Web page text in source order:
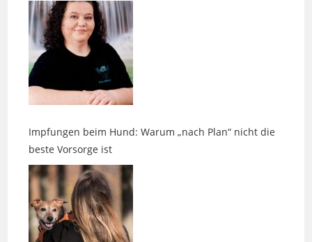
Impfungen beim Hund: Warum „nach Plan“ nicht die